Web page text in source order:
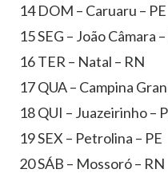
14 DOM – Caruaru – PE
15 SEG – João Câmara
16 TER – Natal – RN
17 QUA – Campina
18 QUI – Juazeirinho –
19 SEX – Petrolina – PE
20 SÁB – Mossoró – RN